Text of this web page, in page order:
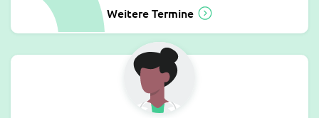
Weitere Termine